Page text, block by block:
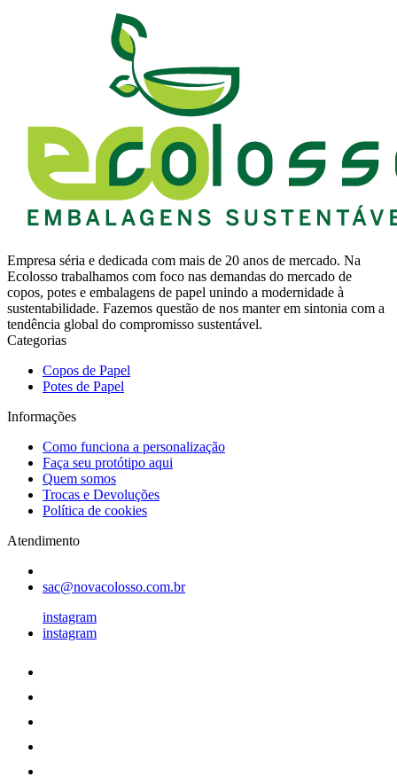
Empresa séria e dedicada com mais de 20 anos de mercado. Na
Ecolosso trabalhamos com foco nas demandas do mercado de
copos, potes e embalagens de papel unindo a modernidade à
sustentabilidade. Fazemos questão de nos manter em sintonia com a
tendência global do compromisso sustentável.
Categorias
Copos de Papel
Potes de Papel
Informações
Como funciona a personalização
Faça seu protótipo aqui
Quem somos
Trocas e Devoluções
Política de cookies
Atendimento
sac@novacolosso.com.br
instagram
instagram